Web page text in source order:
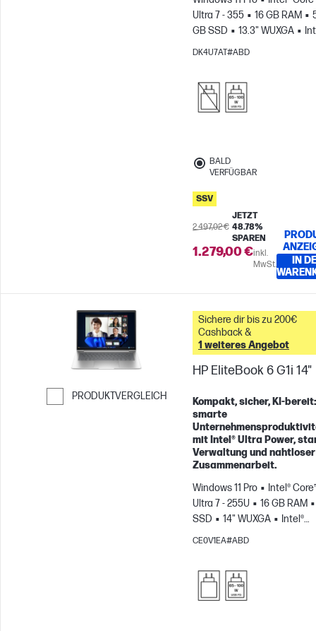
Ultra 7 - 355
16 GB RAM
GB SSD
13.3" WUXGA
Grafikkarte
DK4U7AT#ABD
BALD
VERFÜGBAR
SSV
2.497,02 €
JETZT
48.78%
SPAREN
1.279,00 €inkl.
MwSt.
IN
PRODUKTVERGLEICH
Weiter zum Vergleichen
Sichere dir bis zu 200€
Cashback &
1 weiteres Angebot
HP EliteBook 6 G1i 14"
Kompakt, sicher, KI-
smarte
mit Intel® Ultra Power,
Verwaltung und nahtloser
Zusammenarbeit.
Windows 11 Pro
Intel®
Ultra 7 - 255U
16 GB RAM
SSD
14" WUXGA
Intel®
Grafikkarte
CE0V1EA#ABD